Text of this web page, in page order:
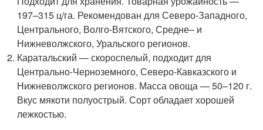
197–315 ц/га. Рекомендован для Северо-Западного,
Центрального, Волго-Вятского, Средне– и
Нижневолжского, Уральского регионов.
Каратальский — скороспелый, подходит для
Центрально-Черноземного, Северо-Кавказского и
Нижневолжского регионов. Масса овоща — 50–120 г.
Вкус мякоти полуострый. Сорт обладает хорошей
лежкостью.